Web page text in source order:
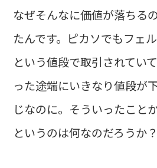
なぜそんなに価値が落ちる
たんです。ピカソでもフェ
という値段で取引されてい
った途端にいきなり値段が
じなのに。そういったこと
というのは何なのだろうか？